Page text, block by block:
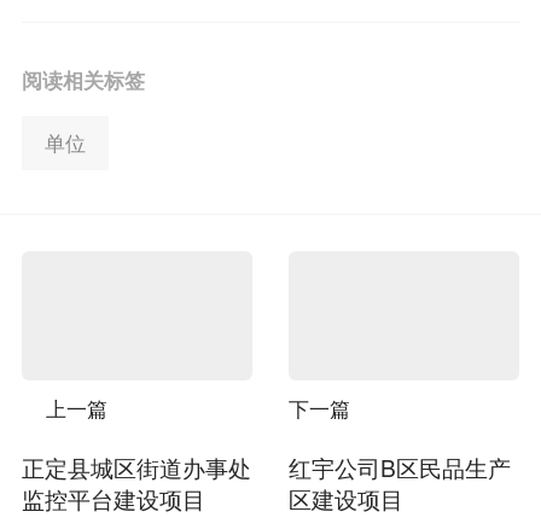
阅读相关标签
单位
上一篇
正定县城区街道办事处
监控平台建设项目
下一篇
红宇公司B区民品生产
区建设项目